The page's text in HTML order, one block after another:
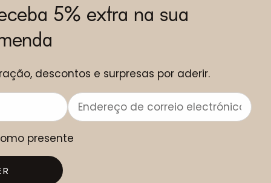
5% extra na sua
descontos e surpresas por aderir.
presente